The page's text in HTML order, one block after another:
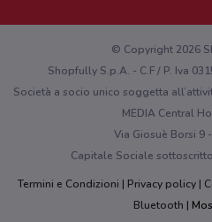
Hai un malfunzionamento sul web o
© Copyright 2026
Shopfully S.p.A. - C.F / P. Iva
Società a socio unico soggetta
MEDIA Central
Via Giosuè Borsi 9
Capitale Sociale
Termini e Condizioni
Privacy policy
Bluetooth